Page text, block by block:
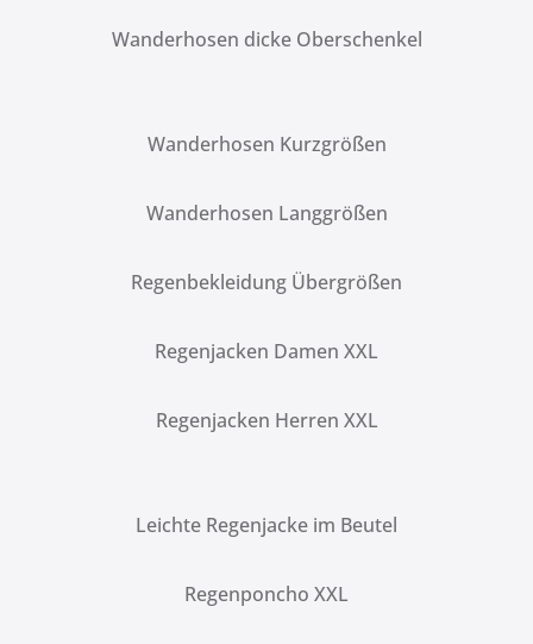
Wanderhosen dicke Oberschenkel
Wanderhosen Kurzgrößen
Wanderhosen Langgrößen
Regenbekleidung Übergrößen
Regenjacken Damen XXL
Regenjacken Herren XXL
Leichte Regenjacke im Beutel
Regenponcho XXL